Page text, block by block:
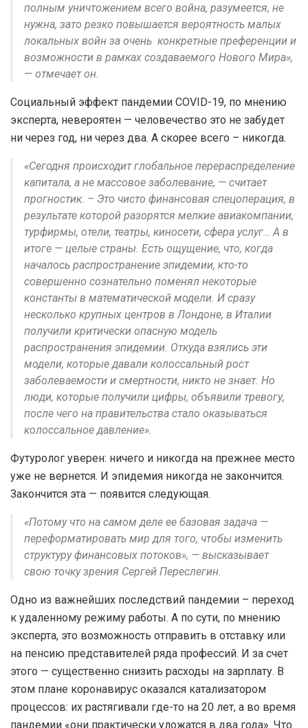
полным уничтожением всего война, разумеется, не
нужна, зато резко повышается вероятность малых
локальных войн за очень конкретные преференции и
возможности в рамках создаваемого Нового Мира»,
— отмечает он.
Социальный эффект пандемии COVID-19, по мнению
эксперта, невероятен — человечество это не забудет
ни через год, ни через два. А скорее всего – никогда.
«Сегодня происходит глобальное перераспределение
капитала, а не массовое заболевание, — считает
прогностик. – Это чисто финансовая спецоперация, в
результате которой разорятся мелкие авиакомпании,
турфирмы, отели, театры, киносети, сфера услуг… А в
итоге — целые страны. Есть ощущение, что, когда
началось распространение эпидемии, кто-то
совершенно сознательно поменял некоторые
константы в математической модели. И сразу
несколько крупных центров в Лондоне, в Италии
получили критически опасную модель
распространения эпидемии. Откуда взялись эти
модели, которые давали колоссальный рост
заболеваемости и смертности, никто не знает. Но
люди, которые получили цифры, объявили тревогу,
после чего на правительства стало оказываться
колоссальное давление».
Футуролог уверен: ничего и никогда на прежнее место
уже не вернется. И эпидемия никогда не закончится.
Закончится эта — появится следующая.
«Потому что на самом деле ее базовая задача —
переформатировать мир для того, чтобы изменить
структуру финансовых потоков», — высказывает
свою точку зрения Сергей Переслегин.
Одно из важнейших последствий пандемии – переход
к удаленному режиму работы. А по сути, по мнению
эксперта, это возможность отправить в отставку или
на пенсию представителей ряда профессий. И за счет
этого — существенно снизить расходы на зарплату. В
этом плане коронавирус оказался катализатором
процессов: их растягивали где-то на 20 лет, а во время
пандемии «они практически уложатся в два года». Что